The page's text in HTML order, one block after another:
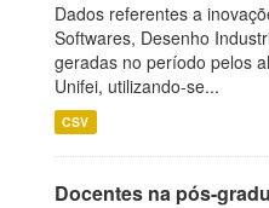
Dados referentes a
Softwares, Desenho
geradas no período pelos
Unifei, utilizando-se...
CSV
Docentes na pós-